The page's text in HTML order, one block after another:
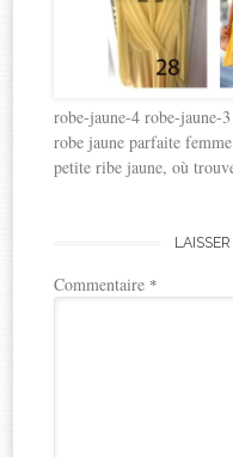
robe-jaune-4 robe-jaune-
robe jaune parfaite
petite ribe jaune, où
Commentaire *